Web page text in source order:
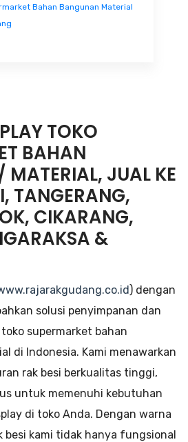
Bahan Bangunan Material
TOKO
BAHAN
JUAL KE
TANGERANG,
CIKARANG,
&
) dengan
solusi penyimpanan dan
supermarket bahan
di Indonesia. Kami menawarkan
rak besi berkualitas tinggi,
untuk memenuhi kebutuhan
di toko Anda. Dengan warna
besi kami tidak hanya fungsional